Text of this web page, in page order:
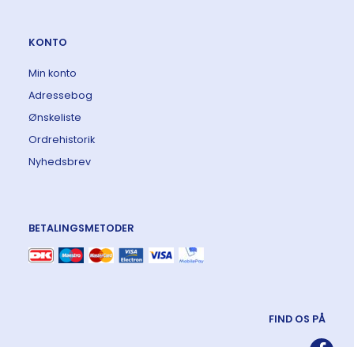
KONTO
Min konto
Adressebog
Ønskeliste
Ordrehistorik
Nyhedsbrev
BETALINGSMETODER
FIND OS PÅ